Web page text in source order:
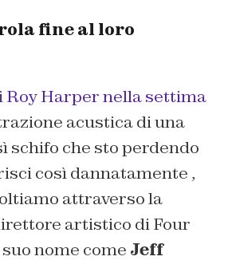
fine al loro
Roy Harper nella settima
acustica di una
schifo che sto perdendo
così dannatamente ,
attraverso la
artistico di Four
nome come Jeff